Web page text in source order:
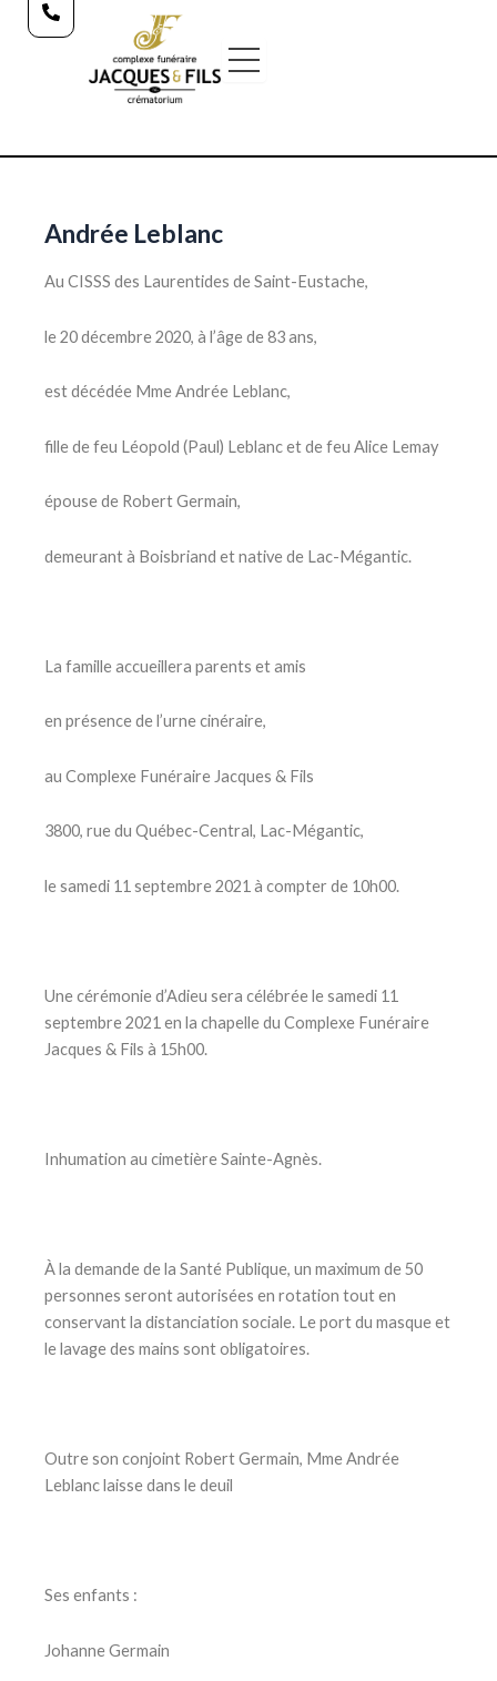
Andrée Leblanc
Au CISSS des Laurentides de Saint-Eustache,
le 20 décembre 2020, à l’âge de 83 ans,
est décédée Mme Andrée Leblanc,
fille de feu Léopold (Paul) Leblanc et de feu Alice Lemay
épouse de Robert Germain,
demeurant à Boisbriand et native de Lac-Mégantic.
La famille accueillera parents et amis
en présence de l’urne cinéraire,
au Complexe Funéraire Jacques & Fils
3800, rue du Québec-Central, Lac-Mégantic,
le samedi 11 septembre 2021 à compter de 10h00.
Une cérémonie d’Adieu sera célébrée le samedi 11
septembre 2021 en la chapelle du Complexe Funéraire
Jacques & Fils à 15h00.
Inhumation au cimetière Sainte-Agnès.
À la demande de la Santé Publique, un maximum de 50
personnes seront autorisées en rotation tout en
conservant la distanciation sociale. Le port du masque et
le lavage des mains sont obligatoires.
Outre son conjoint Robert Germain, Mme Andrée
Leblanc laisse dans le deuil
Ses enfants :
Johanne Germain